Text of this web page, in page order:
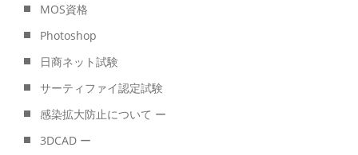
MOS資格
Photoshop
日商ネット試験
サーティファイ認定試験
感染拡大防止について ー
3DCAD ー